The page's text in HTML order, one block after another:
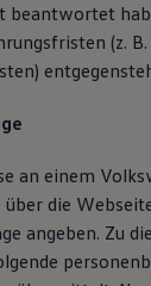
beantwortet
(z.
an einem
über die
angeben. Zu